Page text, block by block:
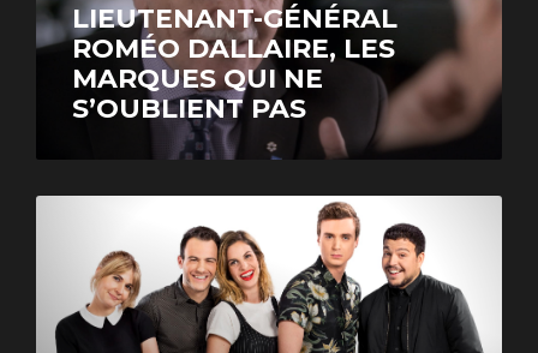
LIEUTENANT-GÉNÉRAL
ROMÉO DALLAIRE, LES
MARQUES QUI NE
S’OUBLIENT PAS